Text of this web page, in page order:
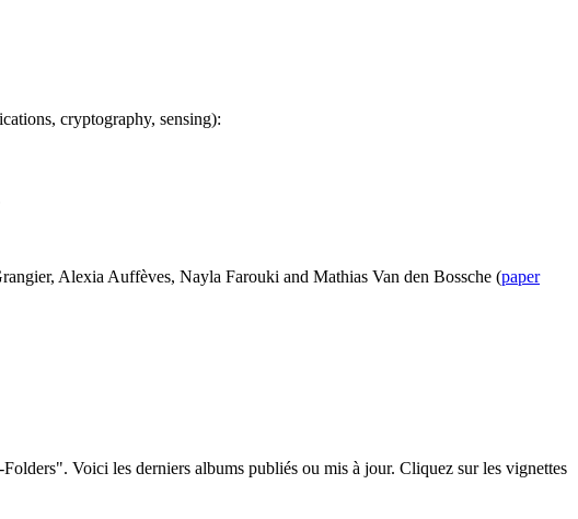
cryptography, sensing):
Alexia Auffèves, Nayla Farouki and Mathias Van den Bossche (paper
Voici les derniers albums publiés ou mis à jour. Cliquez sur les vignettes